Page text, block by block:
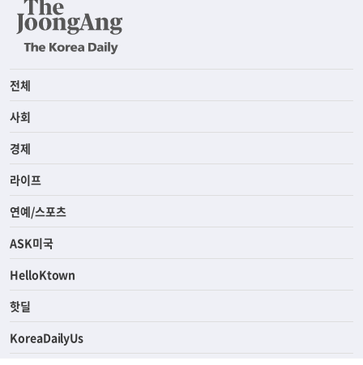
전체
사회
경제
라이프
연예/스포츠
ASK미국
HelloKtown
핫딜
KoreaDailyUs